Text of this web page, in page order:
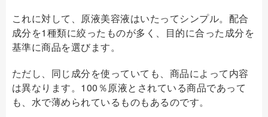
これに対して、原液美容液はいたってシンプル。配合
成分を1種類に絞ったものが多く、目的に合った成分を
基準に商品を選びます。
ただし、同じ成分を使っていても、商品によって内容
は異なります。100％原液とされている商品であって
も、水で薄められているものもあるのです。